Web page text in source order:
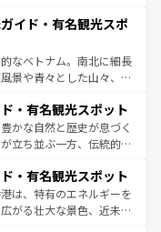
、バラエティ豊かな料理
の自然美を楽しむことが
絶品のストリートフード
ている。夜には、韓国な
る。あたたかいホスピタ
なお、新着の韓国情報はコンテンツ一
イド・有名観光スポ
なベトナム。南北に細長
景や青々とした山々、世
ハノイの古い町並みやホ
建物も、独特の雰囲気を
ィの豊かさとおいしさで
ナムコーヒーなどは、ぜ
訪れてもあたたかい人々
っと忘れられない旅にな
・有名観光スポット
かな自然と歴史が息づく
立ち並ぶ一方、伝統的な
チェンマイなどの山岳地
ーケットやクラビの美し
ことができる。タイ料理
・有名観光スポット
は、特有のエネルギーを
がる壮大な景色、近未来